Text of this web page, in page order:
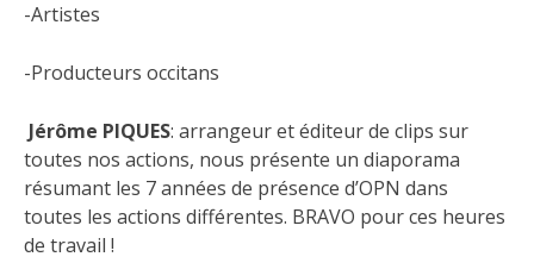
-Artistes
-Producteurs occitans
Jérôme PIQUES: arrangeur et éditeur de clips sur
toutes nos actions, nous présente un diaporama
résumant les 7 années de présence d’OPN dans
toutes les actions différentes. BRAVO pour ces heures
de travail !